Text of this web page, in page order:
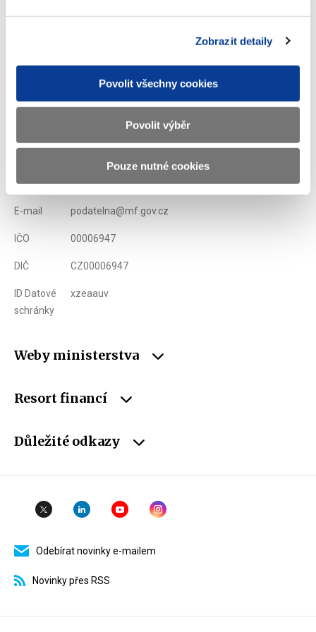
Zobrazit detaily
Povolit všechny cookies
Povolit výběr
Pouze nutné cookies
jednotné výši kaucí distributorů pohonných hmot.
Ministerstvo financí ČR
Telefon +420 257 041 111
E-mail podatelna@mf.gov.cz
IČO 00006947
DIČ CZ00006947
ID Datové
schránky
xzeaauv
Weby ministerstva
Resort financí
Důležité odkazy
Odebírat novinky e-mailem
Novinky přes RSS